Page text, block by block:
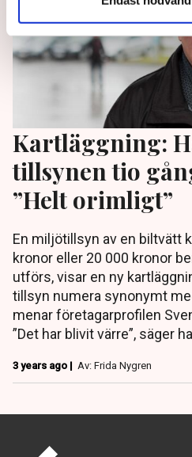
Kartläggning:
tillsynen tio
”Helt orimligt”
En miljötillsyn av en biltvätt
kronor eller 20 000 kronor
utförs, visar en ny
tillsyn numera synonymt
menar företagarprofilen
”Det har blivit värre”, säger
3 years ago | Av: Frida Nygren